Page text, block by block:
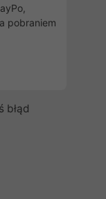
pobraniem
błąd